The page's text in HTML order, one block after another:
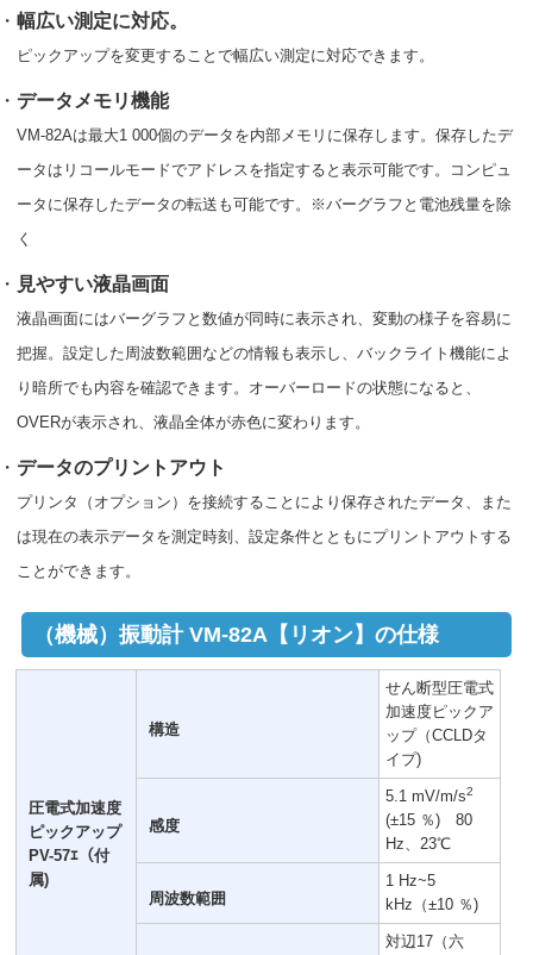
幅広い測定に対応。
ピックアップを変更することで幅広い測定に対応できます。
データメモリ機能
VM-82Aは最大1 000個のデータを内部メモリに保存します。保存したデ
ータはリコールモードでアドレスを指定すると表示可能です。コンピュ
ータに保存したデータの転送も可能です。※バーグラフと電池残量を除
く
見やすい液晶画面
液晶画面にはバーグラフと数値が同時に表示され、変動の様子を容易に
把握。設定した周波数範囲などの情報も表示し、バックライト機能によ
り暗所でも内容を確認できます。オーバーロードの状態になると、
OVERが表示され、液晶全体が赤色に変わります。
データのプリントアウト
プリンタ（オプション）を接続することにより保存されたデータ、また
は現在の表示データを測定時刻、設定条件とともにプリントアウトする
ことができます。
（機械）振動計 VM-82A【リオン】の仕様
圧電式加速度
ピックアップ
PV-57ｴ（付
属)
構造
せん断型圧電式
加速度ピックア
ップ（CCLDタ
イプ)
感度
5.1 mV/m/s2
(±15 ％) 80
Hz、23℃
周波数範囲
1 Hz~5
kHz（±10 ％)
対辺17（六